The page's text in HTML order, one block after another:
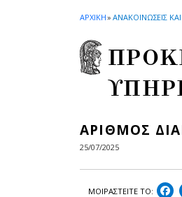
ΑΡΧΙΚΗ» ΑΝΑΚΟΙΝΩΣΕΙΣ
ΑΡΙΘΜΟΣ
25/07/2025
ΜΟΙΡΑΣΤEIΤΕ ΤΟ: